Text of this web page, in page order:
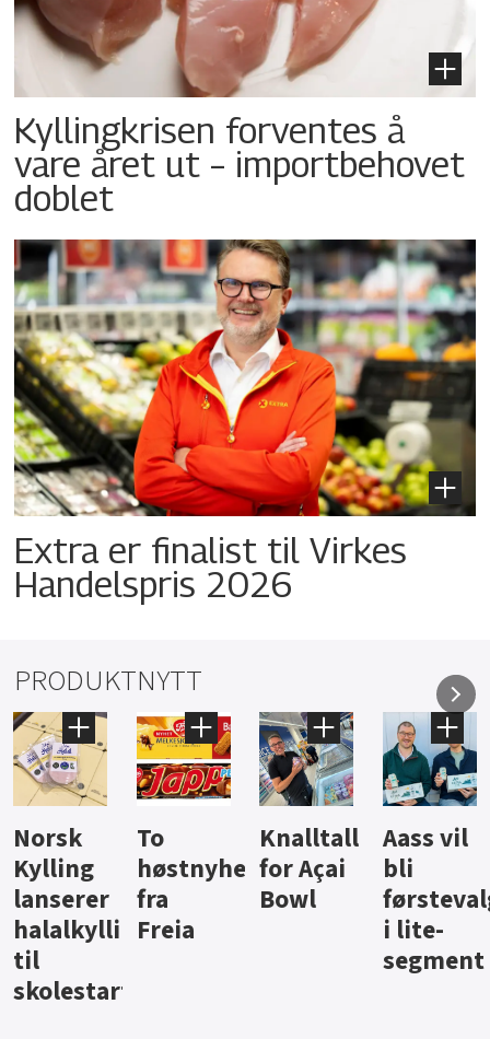
Kyllingkrisen forventes å
vare året ut – importbehovet
doblet
Extra er finalist til Virkes
Handelspris 2026
PRODUKTNYTT
Knalltall
for Açai
Bowl
Aass vil
bli
førstevalg
i lite-
Brus og
jus fra
Berentsen
Hard
iste fra
Hansa